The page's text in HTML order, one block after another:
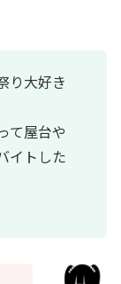
り大好き
て屋台や
イトした